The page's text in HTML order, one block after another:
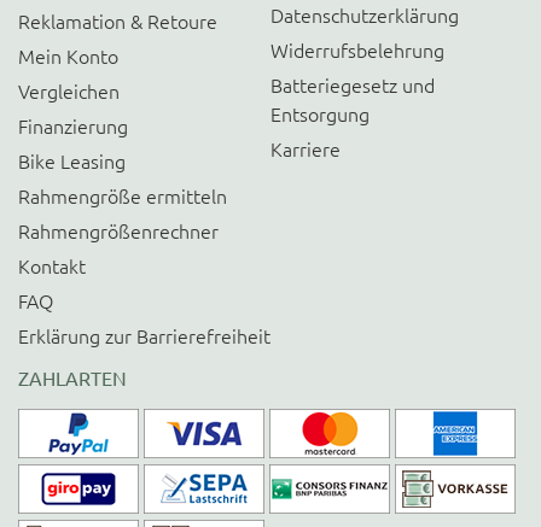
Reklamation & Retoure
Mein Konto
Vergleichen
Finanzierung
Bike Leasing
Rahmengröße ermitteln
Rahmengrößenrechner
Kontakt
FAQ
Erklärung zur Barrierefreiheit
Datenschutzerklärung
Widerrufsbelehrung
Batteriegesetz und
Entsorgung
Karriere
ZAHLARTEN